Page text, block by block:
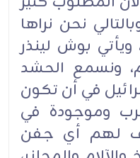
نحن نراها
بوش لينذر
ونسمع الحشد
في أن تكون
وموجودة في
لهم أي جفن